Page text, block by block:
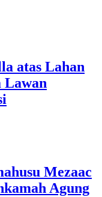
atas Lahan
Lawan
Mezaac
Agung